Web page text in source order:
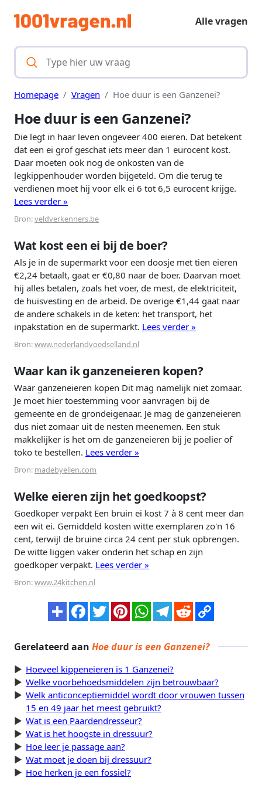
Alle vragen
Homepage Vragen Hoe duur is een Ganzenei?
Hoe duur is een Ganzenei?
Die legt in haar leven ongeveer 400 eieren. Dat betekent
dat een ei grof geschat iets meer dan 1 eurocent kost.
Daar moeten ook nog de onkosten van de
legkippenhouder worden bijgeteld. Om die terug te
verdienen moet hij voor elk ei 6 tot 6,5 eurocent krijge.
Lees verder »
Bron:veldverkenners.be
Wat kost een ei bij de boer?
Als je in de supermarkt voor een doosje met tien eieren
€2,24 betaalt, gaat er €0,80 naar de boer. Daarvan moet
hij alles betalen, zoals het voer, de mest, de elektriciteit,
de huisvesting en de arbeid. De overige €1,44 gaat naar
de andere schakels in de keten: het transport, het
inpakstation en de supermarkt. Lees verder »
Bron:www.nederlandvoedselland.nl
Waar kan ik ganzeneieren kopen?
Waar ganzeneieren kopen Dit mag namelijk niet zomaar.
Je moet hier toestemming voor aanvragen bij de
gemeente en de grondeigenaar. Je mag de ganzeneieren
dus niet zomaar uit de nesten meenemen. Een stuk
makkelijker is het om de ganzeneieren bij je poelier of
toko te bestellen. Lees verder »
Bron: madebyellen.com
Welke eieren zijn het goedkoopst?
Goedkoper verpakt Een bruin ei kost 7 à 8 cent meer dan
een wit ei. Gemiddeld kosten witte exemplaren zo'n 16
cent, terwijl de bruine circa 24 cent per stuk opbrengen.
De witte liggen vaker onderin het schap en zijn
goedkoper verpakt. Lees verder »
Bron:www.24kitchen.nl
Gerelateerd aan Hoe duur is een Ganzenei?
Hoeveel kippeneieren is 1 Ganzenei?
Welke voorbehoedsmiddelen zijn betrouwbaar?
Welk anticonceptiemiddel wordt door vrouwen tussen
15 en 49 jaar het meest gebruikt?
Wat is een Paardendresseur?
Wat is het hoogste in dressuur?
Hoe leer je passage aan?
Wat moet je doen bij dressuur?
Hoe herken je een fossiel?